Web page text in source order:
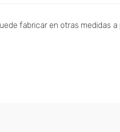
fabricar en otras medidas